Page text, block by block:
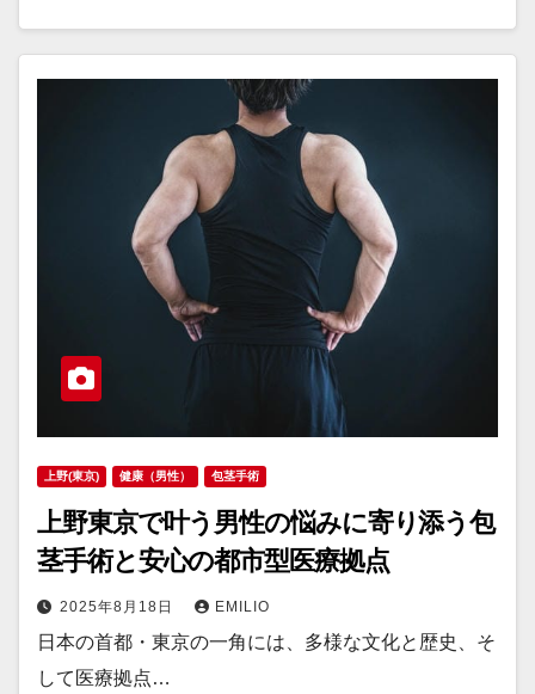
上野(東京) 健康（男性） 包茎手術
上野東京で叶う男性の悩みに寄り添う包
茎手術と安心の都市型医療拠点
2025年8月18日 EMILIO
日本の首都・東京の一角には、多様な文化と歴史、そ
して医療拠点…